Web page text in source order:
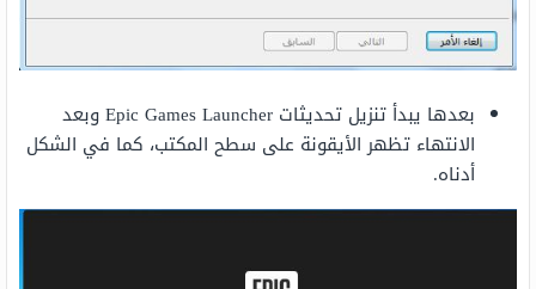
بعدها يبدأ تنزيل تحديثات Epic Games Launcher وبعد
الانتهاء تظهر الأيقونة على سطح المكتب، كما في الشكل
أدناه.